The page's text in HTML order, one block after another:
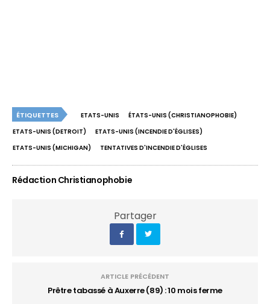
ÉTIQUETTES ETATS-UNIS
ÉTATS-UNIS (CHRISTIANOPHOBIE)
ETATS-UNIS (DETROIT)
ETATS-UNIS (INCENDIE D'ÉGLISES)
ETATS-UNIS (MICHIGAN)
TENTATIVES D'INCENDIE D'ÉGLISES
Rédaction Christianophobie
Partager
ARTICLE PRÉCÉDENT
Prêtre tabassé à Auxerre (89) : 10 mois ferme